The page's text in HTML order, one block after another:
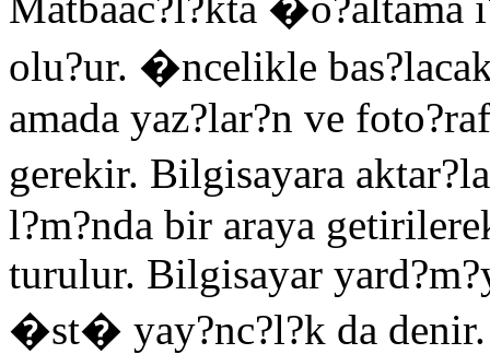
olu?ur. �ncelikle
amada yaz?lar?n ve
gerekir. Bilgisayara
l?m?nda bir araya
turulur. Bilgisayar
�st� yay?nc?l?k da denir.